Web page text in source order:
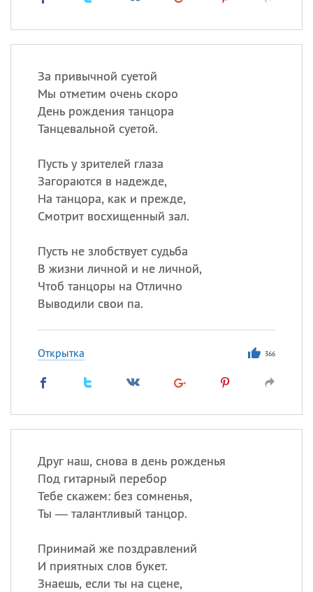
За привычной суетой
Мы отметим очень скоро
День рождения танцора
Танцевальной суетой.
Пусть у зрителей глаза
Загораются в надежде,
На танцора, как и прежде,
Смотрит восхищенный зал.
Пусть не злобствует судьба
В жизни личной и не личной,
Чтоб танцоры на Отлично
Выводили свои па.
Открытка 366
Друг наш, снова в день рожденья
Под гитарный перебор
Тебе скажем: без сомненья,
Ты — талантливый танцор.
Принимай же поздравлений
И приятных слов букет.
Знаешь, если ты на сцене,